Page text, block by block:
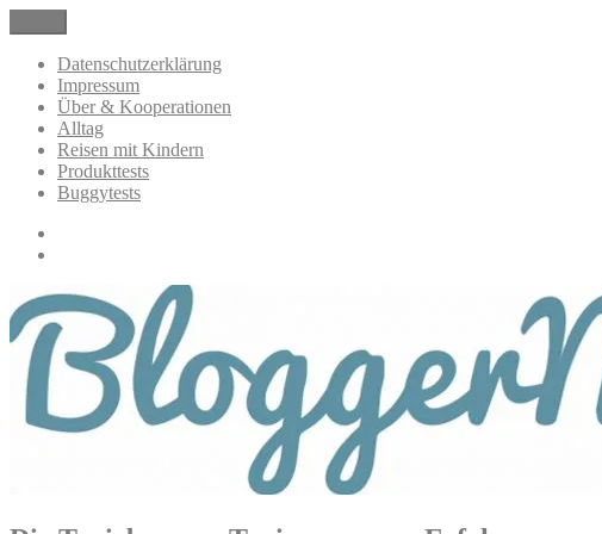
Inhalt
springen
BloggerMumOf3Boys Mamablog
Mamablog über das Leben mit drei Kindern mit Produkttests und Alltagsthemen
Datenschutzerklärung
Impressum
Über & Kooperationen
Alltag
Reisen mit Kindern
Produkttests
Buggytests